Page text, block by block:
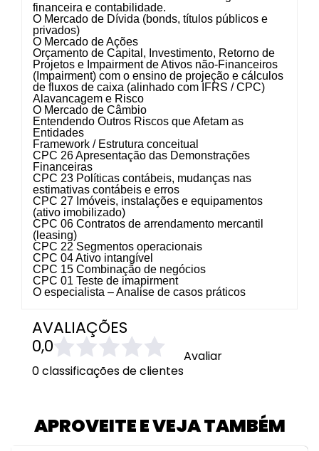
financeira e contabilidade.
O Mercado de Dívida (bonds, títulos públicos e
privados)
O Mercado de Ações
Orçamento de Capital, Investimento, Retorno de
Projetos e Impairment de Ativos não-Financeiros
(Impairment) com o ensino de projeção e cálculos
de fluxos de caixa (alinhado com IFRS / CPC)
Alavancagem e Risco
O Mercado de Câmbio
Entendendo Outros Riscos que Afetam as
Entidades
Framework / Estrutura conceitual
CPC 26 Apresentação das Demonstrações
Financeiras
CPC 23 Políticas contábeis, mudanças nas
estimativas contábeis e erros
CPC 27 Imóveis, instalações e equipamentos
(ativo imobilizado)
CPC 06 Contratos de arrendamento mercantil
(leasing)
CPC 22 Segmentos operacionais
CPC 04 Ativo intangível
CPC 15 Combinação de negócios
CPC 01 Teste de imapirment
O especialista – Analise de casos práticos
AVALIAÇÕES
0,0
0 classificações de clientes
Avaliar
APROVEITE E VEJA TAMBÉM